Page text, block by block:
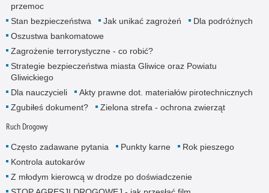
przemoc
Stan bezpieczeństwa
Jak unikać zagrożeń
Dla podróżnych
Oszustwa bankomatowe
Zagrożenie terrorystyczne - co robić?
Strategie bezpieczeństwa miasta Gliwice oraz Powiatu
Gliwickiego
Dla nauczycieli
Akty prawne dot. materiałów pirotechnicznych
Zgubiłeś dokument?
Zielona strefa - ochrona zwierząt
Ruch Drogowy
Często zadawane pytania Punkty karne
Rok pieszego
Kontrola autokarów
Z młodym kierowcą w drodze po doświadczenie